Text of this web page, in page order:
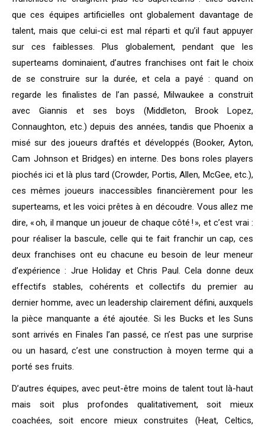
que ces équipes artificielles ont globalement davantage de
talent, mais que celui-ci est mal réparti et qu’il faut appuyer
sur ces faiblesses. Plus globalement, pendant que les
superteams dominaient, d’autres franchises ont fait le choix
de se construire sur la durée, et cela a payé : quand on
regarde les finalistes de l’an passé, Milwaukee a construit
avec Giannis et ses boys (Middleton, Brook Lopez,
Connaughton, etc.) depuis des années, tandis que Phoenix a
misé sur des joueurs draftés et développés (Booker, Ayton,
Cam Johnson et Bridges) en interne. Des bons roles players
piochés ici et là plus tard (Crowder, Portis, Allen, McGee, etc.),
ces mêmes joueurs inaccessibles financièrement pour les
superteams, et les voici prêtes à en découdre. Vous allez me
dire, « oh, il manque un joueur de chaque côté ! », et c’est vrai :
pour réaliser la bascule, celle qui te fait franchir un cap, ces
deux franchises ont eu chacune eu besoin de leur meneur
d’expérience : Jrue Holiday et Chris Paul. Cela donne deux
effectifs stables, cohérents et collectifs du premier au
dernier homme, avec un leadership clairement défini, auxquels
la pièce manquante a été ajoutée. Si les Bucks et les Suns
sont arrivés en Finales l’an passé, ce n’est pas une surprise
ou un hasard, c’est une construction à moyen terme qui a
porté ses fruits.
D’autres équipes, avec peut-être moins de talent tout là-haut
mais soit plus profondes qualitativement, soit mieux
coachées, soit encore mieux construites (Heat, Celtics,